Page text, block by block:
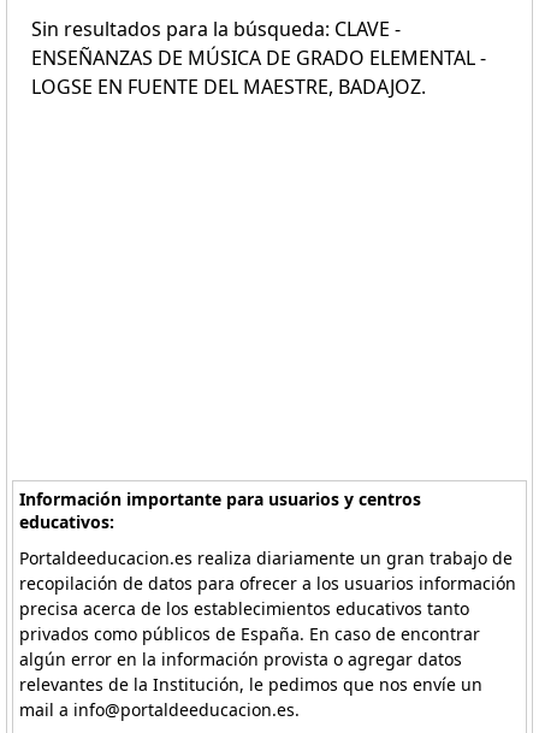
Sin resultados para la búsqueda: CLAVE -
ENSEÑANZAS DE MÚSICA DE GRADO ELEMENTAL -
LOGSE EN FUENTE DEL MAESTRE, BADAJOZ.
Información importante para usuarios y centros
educativos:
Portaldeeducacion.es realiza diariamente un gran trabajo de
recopilación de datos para ofrecer a los usuarios información
precisa acerca de los establecimientos educativos tanto
privados como públicos de España. En caso de encontrar
algún error en la información provista o agregar datos
relevantes de la Institución, le pedimos que nos envíe un
mail a info@portaldeeducacion.es.